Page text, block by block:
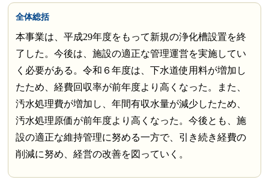
全体総括
本事業は、平成29年度をもって新規の浄化槽設置を終
了した。今後は、施設の適正な管理運営を実施してい
く必要がある。令和６年度は、下水道使用料が増加し
たため、経費回収率が前年度より高くなった。また、
汚水処理費が増加し、年間有収水量が減少したため、
汚水処理原価が前年度より高くなった。今後とも、施
設の適正な維持管理に努める一方で、引き続き経費の
削減に努め、経営の改善を図っていく。